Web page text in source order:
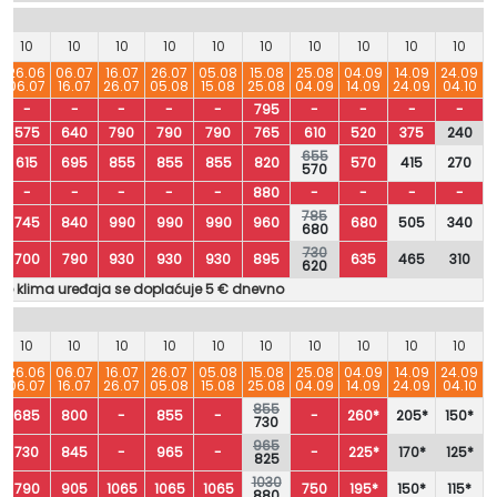
10 10 10 10 10 10 10 10 10
10
26.06
06.07
06.07
16.07
16.07
26.07
26.07
05.08
05.08
15.08
15.08
25.08
25.08
04.09
04.09
14.09
14.09
24.09
24.09
04.10
-
- - - - 795 - - -
-
575
640 790 790 790 765 610 520 375
240
615
695 855 855 855 820 655
570 570 415
270
-
- - - - 880 - - -
-
745
840 990 990 990 960 785
680 680 505
340
700
790 930 930 930 895 730
620 635 465
310
klima uređaja se doplaćuje 5 € dnevno
10 10 10 10 10 10 10 10 10
10
26.06
06.07
06.07
16.07
16.07
26.07
26.07
05.08
05.08
15.08
15.08
25.08
25.08
04.09
04.09
14.09
14.09
24.09
24.09
04.10
685
800 - 855 - 855
730 - 260* 205*
150*
730
845 - 965 - 965
825 - 225* 170*
125*
790
905 1065 1065 1065 1030 750 195* 150*
115*